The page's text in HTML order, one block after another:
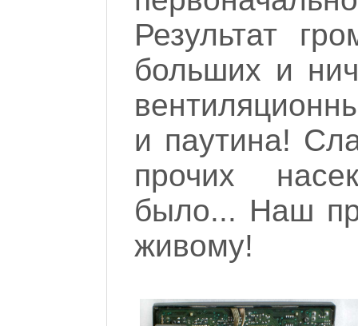
Результат
больших и
и паутина!
прочих
было... Наш
живому!